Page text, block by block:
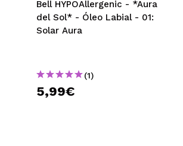
Bell HYPOAllergenic - *Aura
del Sol* - Óleo Labial - 01:
Solar Aura
(1)
5,99€